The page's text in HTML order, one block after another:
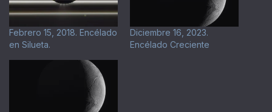
Febrero 15, 2018. Encélado
en Silueta.
Diciembre 16, 2023.
Encélado Creciente